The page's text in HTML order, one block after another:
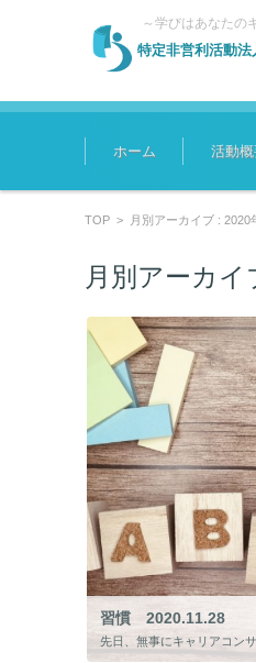
特定非営利活動法
～学びはあなたの
コンテンツに移動
ホーム 活動
TOP > 月別アーカイブ : 2020
月別アーカイ
習慣 2020.11.28